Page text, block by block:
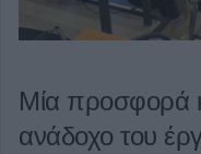
Μία προσφορά
ανάδοχο του